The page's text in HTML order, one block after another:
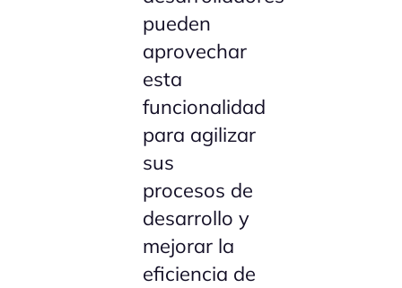
pueden
aprovechar
esta
funcionalidad
para agilizar
sus
procesos de
desarrollo y
mejorar la
eficiencia de